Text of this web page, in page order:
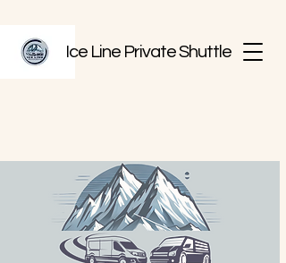
Ice Line Private Shuttle